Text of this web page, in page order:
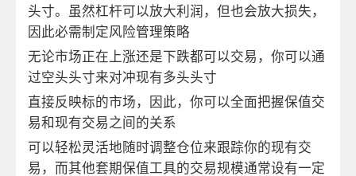
头寸。虽然杠杆可以放大利润，但也会放大损失，
因此必需制定风险管理策略
无论市场正在上涨还是下跌都可以交易，你可以通
过空头头寸来对冲现有多头头寸
直接反映标的市场，因此，你可以全面把握保值交
易和现有交易之间的关系
可以轻松灵活地随时调整仓位来跟踪你的现有交
易，而其他套期保值工具的交易规模通常设有一定